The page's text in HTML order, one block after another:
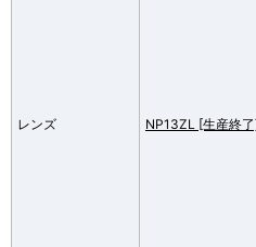
レンズ NP13ZL [生産終